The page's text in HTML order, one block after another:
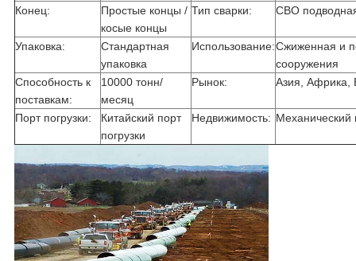
Конец:
Простые концы /
косые концы
Тип сварки: СВО
Упаковка:
Стандартная
упаковка
Использование:Сжиженная и
сооружения
Способность к
поставкам:
10000 тонн/
месяц
Рынок: Азия, Африка,
Порт погрузки:
Китайский порт
погрузки
Недвижимость: Механический